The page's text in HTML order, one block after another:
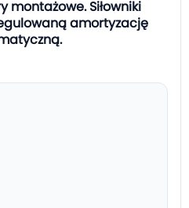
Siłowniki
amortyzację